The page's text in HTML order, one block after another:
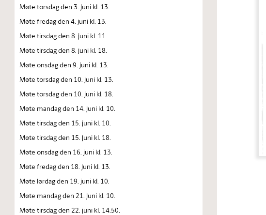
Møte torsdag den 3. juni kl. 13.
Møte fredag den 4. juni kl. 13.
Møte tirsdag den 8. juni kl. 11.
Møte tirsdag den 8. juni kl. 18.
Møte onsdag den 9. juni kl. 13.
Møte torsdag den 10. juni kl. 13.
Møte torsdag den 10. juni kl. 18.
Møte mandag den 14. juni kl. 10.
Møte tirsdag den 15. juni kl. 10.
Møte tirsdag den 15. juni kl. 18.
Møte onsdag den 16. juni kl. 13.
Møte fredag den 18. juni kl. 13.
Møte lørdag den 19. juni kl. 10.
Møte mandag den 21. juni kl. 10.
Møte tirsdag den 22. juni kl. 14.50.